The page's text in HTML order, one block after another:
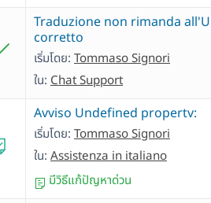
Traduzione non rimanda
corretto
เริ่มโดย: Tommaso Signori
ใน: Chat Support
Avviso Undefined propertv:
เริ่มโดย: Tommaso Signori
ใน: Assistenza in italiano
มีวิธีแก้ปัญหาด่วน